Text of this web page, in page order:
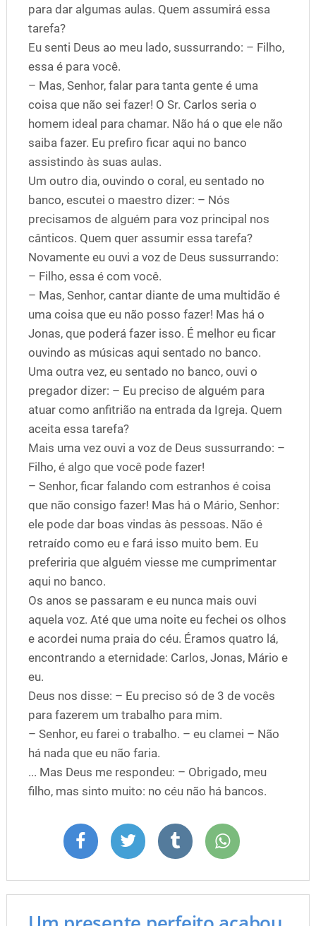
para dar algumas aulas. Quem assumirá essa
tarefa?
Eu senti Deus ao meu lado, sussurrando: – Filho,
essa é para você.
– Mas, Senhor, falar para tanta gente é uma
coisa que não sei fazer! O Sr. Carlos seria o
homem ideal para chamar. Não há o que ele não
saiba fazer. Eu prefiro ficar aqui no banco
assistindo às suas aulas.
Um outro dia, ouvindo o coral, eu sentado no
banco, escutei o maestro dizer: – Nós
precisamos de alguém para voz principal nos
cânticos. Quem quer assumir essa tarefa?
Novamente eu ouvi a voz de Deus sussurrando:
– Filho, essa é com você.
– Mas, Senhor, cantar diante de uma multidão é
uma coisa que eu não posso fazer! Mas há o
Jonas, que poderá fazer isso. É melhor eu ficar
ouvindo as músicas aqui sentado no banco.
Uma outra vez, eu sentado no banco, ouvi o
pregador dizer: – Eu preciso de alguém para
atuar como anfitrião na entrada da Igreja. Quem
aceita essa tarefa?
Mais uma vez ouvi a voz de Deus sussurrando: –
Filho, é algo que você pode fazer!
– Senhor, ficar falando com estranhos é coisa
que não consigo fazer! Mas há o Mário, Senhor:
ele pode dar boas vindas às pessoas. Não é
retraído como eu e fará isso muito bem. Eu
preferiria que alguém viesse me cumprimentar
aqui no banco.
Os anos se passaram e eu nunca mais ouvi
aquela voz. Até que uma noite eu fechei os olhos
e acordei numa praia do céu. Éramos quatro lá,
encontrando a eternidade: Carlos, Jonas, Mário e
eu.
Deus nos disse: – Eu preciso só de 3 de vocês
para fazerem um trabalho para mim.
– Senhor, eu farei o trabalho. – eu clamei – Não
há nada que eu não faria.
... Mas Deus me respondeu: – Obrigado, meu
filho, mas sinto muito: no céu não há bancos.